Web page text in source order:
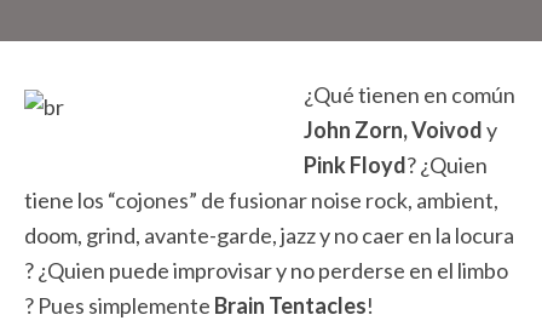
¿Qué tienen en común
John Zorn,Voivody
Pink Floyd? ¿Quien
tiene los “cojones” de fusionar noise rock, ambient,
doom, grind, avante-garde, jazz y no caer en la locura
? ¿Quien puede improvisar y no perderse en el limbo
? Pues simplemente Brain Tentacles!